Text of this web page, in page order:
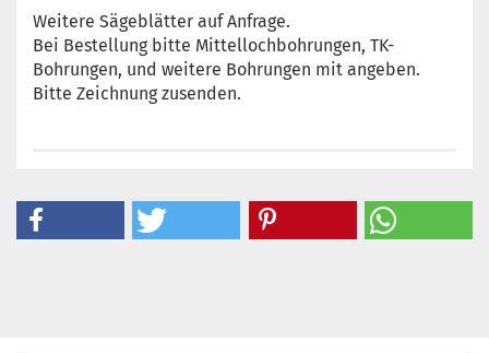
Weitere Sägeblätter auf Anfrage.
Bei Bestellung bitte Mittellochbohrungen, TK-
Bohrungen, und weitere Bohrungen mit angeben.
Bitte Zeichnung zusenden.